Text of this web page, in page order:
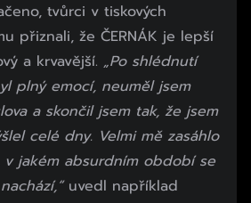
tvůrci v tiskových
přiznali, že ČERNÁK je lepší
a krvavější. „Po shlédnutí
plný emocí, neuměl jsem
a skončil jsem tak, že jsem
celé dny. Velmi mě zasáhlo
jakém absurdním období se
uvedl například